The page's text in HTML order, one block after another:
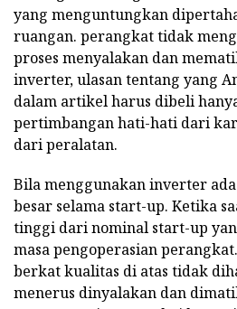
yang menguntungkan
ruangan. perangkat tidak
proses menyalakan dan
inverter, ulasan tentang yang
dalam artikel harus dibeli
pertimbangan hati-hati dari
dari peralatan.
Bila menggunakan inverter
besar selama start-up. Ketika
tinggi dari nominal start-up
masa pengoperasian
berkat kualitas di atas tidak
menerus dinyalakan dan